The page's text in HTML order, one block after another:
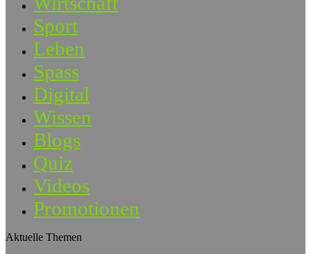
Sport
Leben
Spass
Digital
Wissen
Blogs
Quiz
Videos
Promotionen
Aktuelle Themen